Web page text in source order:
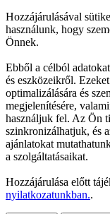
Hozzájárulásával
használunk, hogy
Önnek.
Ebből a célból
és eszközeikről.
optimalizálására és
megjelenítésére,
használjuk fel. Az Ön
szinkronizálhatjuk, és
ajánlatokat
a szolgáltatásaikat.
Hozzájárulása előtt
nyilatkozatunkban..